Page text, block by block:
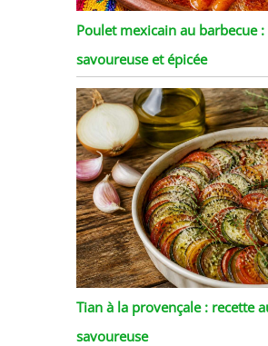
Poulet mexicain au barbecue
savoureuse et épicée
Tian à la provençale : recette
savoureuse